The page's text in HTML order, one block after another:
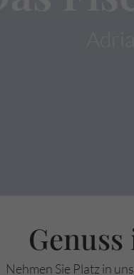
Nehmen Sie Platz in